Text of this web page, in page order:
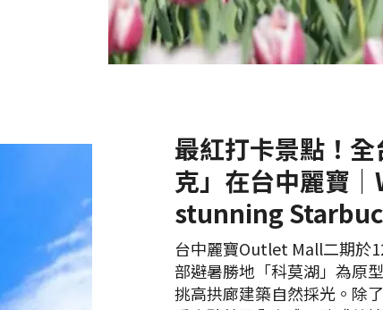
最紅打卡景點！
克」在台中麗寶
stunning
台中麗寶Outlet Mall二期於
部避暑勝地「科莫湖」為原
挑高拱廊建築自然採光。除